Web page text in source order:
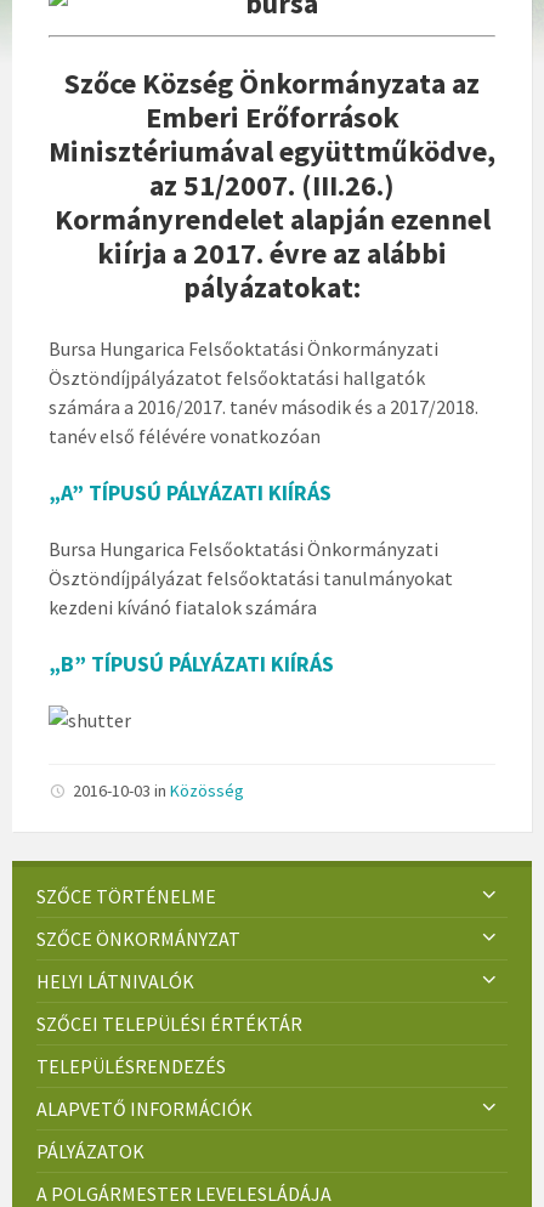
Szőce Község Önkormányzata az
Emberi Erőforrások
Minisztériumával együttműködve,
az 51/2007. (III.26.)
Kormányrendelet alapján ezennel
kiírja a 2017. évre az alábbi
pályázatokat:
Bursa Hungarica Felsőoktatási Önkormányzati
Ösztöndíjpályázatot felsőoktatási hallgatók
számára a 2016/2017. tanév második és a 2017/2018.
tanév első félévére vonatkozóan
„A” TÍPUSÚ PÁLYÁZATI KIÍRÁS
Bursa Hungarica Felsőoktatási Önkormányzati
Ösztöndíjpályázat felsőoktatási tanulmányokat
kezdeni kívánó fiatalok számára
„B” TÍPUSÚ PÁLYÁZATI KIÍRÁS
2016-10-03 in Közösség
SZŐCE TÖRTÉNELME
SZŐCE ÖNKORMÁNYZAT
HELYI LÁTNIVALÓK
SZŐCEI TELEPÜLÉSI ÉRTÉKTÁR
TELEPÜLÉSRENDEZÉS
ALAPVETŐ INFORMÁCIÓK
PÁLYÁZATOK
A POLGÁRMESTER LEVELESLÁDÁJA